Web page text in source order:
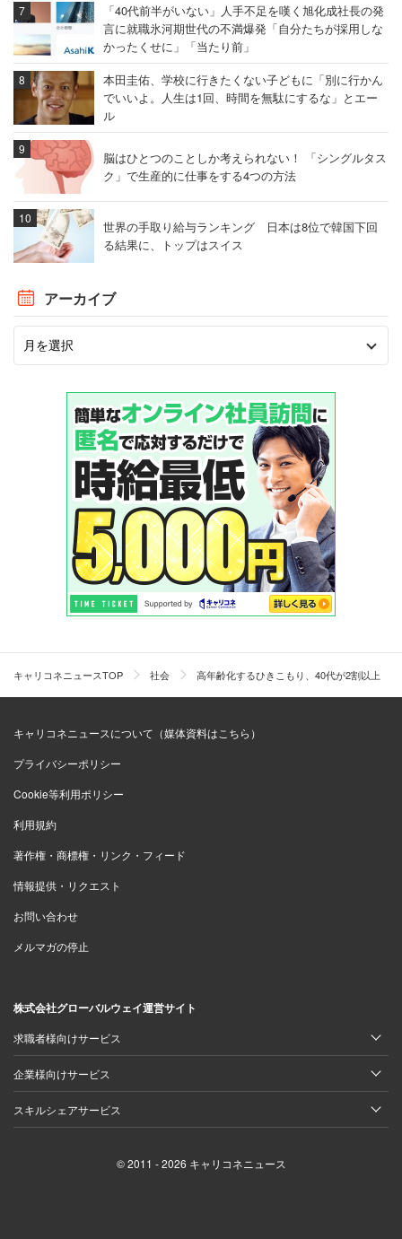
「40代前半がいない」人手不足を嘆く旭化成社長の発
言に就職氷河期世代の不満爆発「自分たちが採用しな
かったくせに」「当たり前」
本田圭佑、学校に行きたくない子どもに「別に行かん
でいいよ。人生は1回、時間を無駄にするな」とエー
ル
脳はひとつのことしか考えられない！ 「シングルタス
ク」で生産的に仕事をする4つの方法
世界の手取り給与ランキング 日本は8位で韓国下回
る結果に、トップはスイス
アーカイブ
キャリコネニュースTOP 社会 高年齢化するひきこもり、40代が2割以上
キャリコネニュースについて（媒体資料はこちら）
プライバシーポリシー
Cookie等利用ポリシー
利用規約
著作権・商標権・リンク・フィード
情報提供・リクエスト
お問い合わせ
メルマガの停止
株式会社グローバルウェイ運営サイト
求職者様向けサービス
企業様向けサービス
スキルシェアサービス
© 2011 - 2026 キャリコネニュース